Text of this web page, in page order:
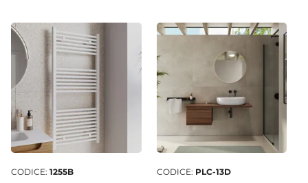
CODICE: 1255B CODICE: PLC-13D